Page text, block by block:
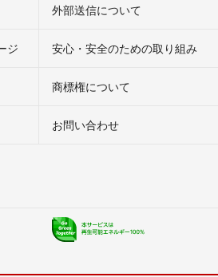
外部送信について
ジ 安心・安全のための取り組み
商標権について
お問い合わせ